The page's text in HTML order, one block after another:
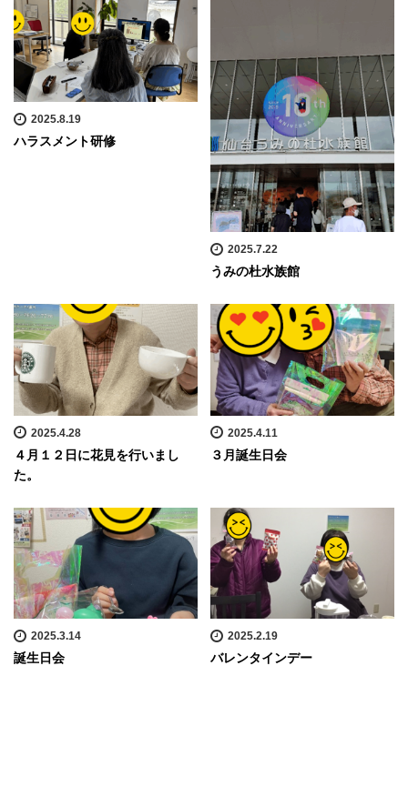
2025.8.19
ハラスメント研修
2025.7.22
うみの杜水族館
2025.4.28
４月１２日に花見を行いまし
た。
2025.4.11
３月誕生日会
2025.3.14
誕生日会
2025.2.19
バレンタインデー